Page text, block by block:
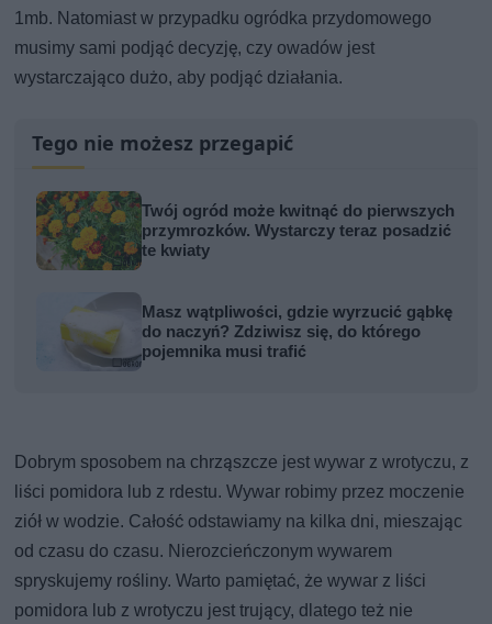
1mb. Natomiast w przypadku ogródka przydomowego
musimy sami podjąć decyzję, czy owadów jest
wystarczająco dużo, aby podjąć działania.
Tego nie możesz przegapić
Twój ogród może kwitnąć do pierwszych
przymrozków. Wystarczy teraz posadzić
te kwiaty
Masz wątpliwości, gdzie wyrzucić gąbkę
do naczyń? Zdziwisz się, do którego
pojemnika musi trafić
Dobrym sposobem na chrząszcze jest wywar z wrotyczu, z
liści pomidora lub z rdestu. Wywar robimy przez moczenie
ziół w wodzie. Całość odstawiamy na kilka dni, mieszając
od czasu do czasu. Nierozcieńczonym wywarem
spryskujemy rośliny. Warto pamiętać, że wywar z liści
pomidora lub z wrotyczu jest trujący, dlatego też nie